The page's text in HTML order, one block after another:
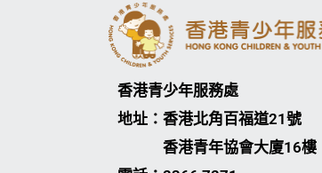
香港青少年服務處
地址：香港北角百福道21號
香港青年協會大廈16樓